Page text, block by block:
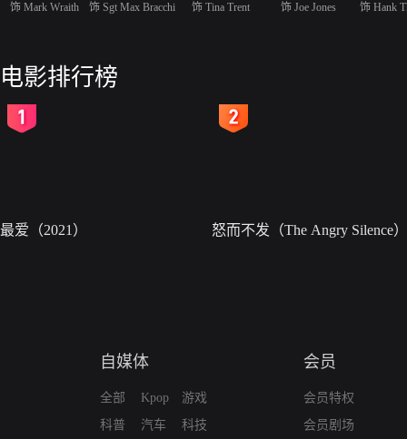
饰 Mark Wraith 饰 Sgt Max Bracchi 饰 Tina Trent 饰 Joe Jones 饰 Hank
电影排行榜
最爱（2021） 怒而不发（The Angry Silence
自媒体
全部
科普
Kpop
汽车
游戏
科技
会员
会员特权
会员剧场